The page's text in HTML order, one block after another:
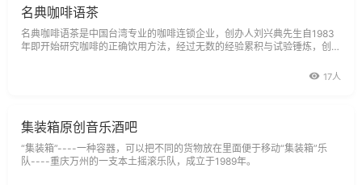
名典咖啡语茶
名典咖啡语茶是中国台湾专业的咖啡连锁企业，创办人刘兴典先生自1983
年即开始研究咖啡的正确饮用方法，经过无数的经验累积与试验锤炼，创造
17人
集装箱原创音乐酒吧
“集装箱”----一种容器，可以把不同的货物放在里面便于移动“集装箱”乐
队----重庆万州的一支本土摇滚乐队，成立于1989年。